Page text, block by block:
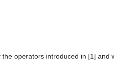
operators introduced in [1]